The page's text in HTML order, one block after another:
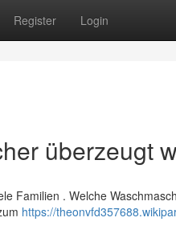
Register Login
überzeugt
Familien . Welche
https://